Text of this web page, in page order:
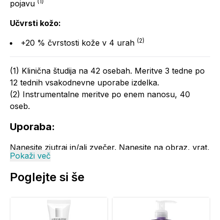
pojavu
Učvrsti kožo:
+20 % čvrstosti kože v 4 urah (2)
(1) Klinična študija na 42 osebah. Meritve 3 tedne po
12 tednih vsakodnevne uporabe izdelka.
(2) Instrumentalne meritve po enem nanosu, 40
oseb.
Uporaba:
Nanesite zjutraj in/ali zvečer. Nanesite na obraz, vrat,
dekolte in roke.
Opozorila:
V primeru stika z očmi jih je potrebno takoj temeljito
Pokaži več
Poglejte si še